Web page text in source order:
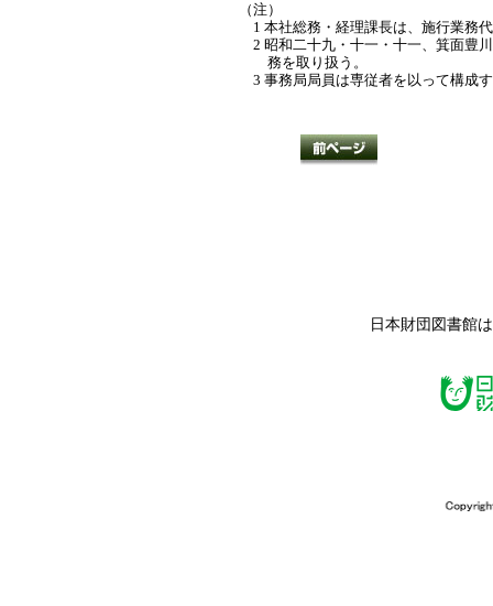
（注）
1 本社総務・経理課長は、施行業務
2 昭和二十九・十一・十一、箕面豊
務を取り扱う。
3 事務局局員は専従者を以って構成
日本財団図書館